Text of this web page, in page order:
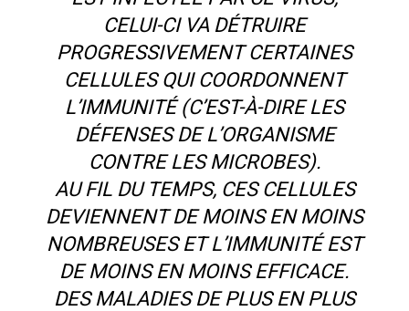
CELUI-CI VA DÉTRUIRE
PROGRESSIVEMENT CERTAINES
CELLULES QUI COORDONNENT
L’IMMUNITÉ (C’EST-À-DIRE LES
DÉFENSES DE L’ORGANISME
CONTRE LES MICROBES).
AU FIL DU TEMPS, CES CELLULES
DEVIENNENT DE MOINS EN MOINS
NOMBREUSES ET L’IMMUNITÉ EST
DE MOINS EN MOINS EFFICACE.
DES MALADIES DE PLUS EN PLUS